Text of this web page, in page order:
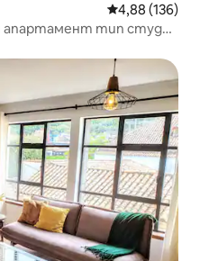
Средна
4,88 (136)
тип студио